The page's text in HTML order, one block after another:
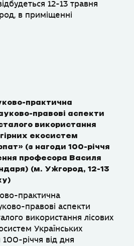
12-13 травня
в приміщенні
практична
правові аспекти
використання
екосистем
(з нагоди 100-річчя
професора Василя
(м. Ужгород, 12-13
практична
правові аспекти
використання лісових
Українських
річчя від дня